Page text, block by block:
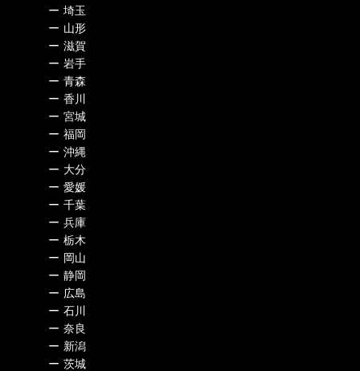
ー 埼玉
ー 山形
ー 滋賀
ー 岩手
ー 青森
ー 香川
ー 宮城
ー 福岡
ー 沖縄
ー 大分
ー 愛媛
ー 千葉
ー 兵庫
ー 栃木
ー 岡山
ー 静岡
ー 広島
ー 石川
ー 奈良
ー 新潟
ー 茨城